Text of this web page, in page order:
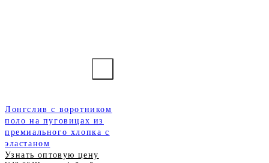
Лонгслив с воротником
поло на пуговицах из
премиального хлопка с
эластаном
Узнать оптовую цену